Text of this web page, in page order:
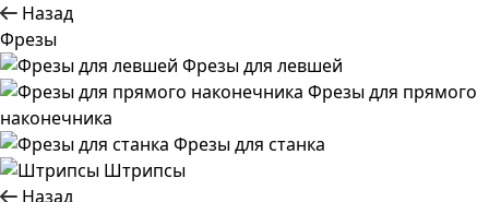
Назад
Фрезы
Фрезы для левшей
Фрезы для прямого
наконечника
Фрезы для станка
Штрипсы
Назад